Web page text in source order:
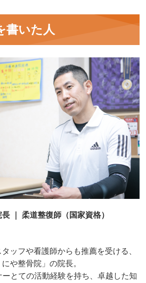
書いた人
｜ 柔道整復師（国家資格）
ッフや看護師からも推薦を受ける、
や整骨院」の院長。
とての活動経験を持ち、卓越した知